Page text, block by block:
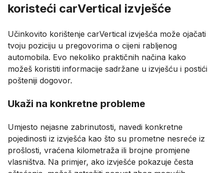
koristeći carVertical izvješće
Učinkovito korištenje carVertical izvješća može ojačati
tvoju poziciju u pregovorima o cijeni rabljenog
automobila. Evo nekoliko praktičnih načina kako
možeš koristiti informacije sadržane u izvješću i postići
pošteniji dogovor.
Ukaži na konkretne probleme
Umjesto nejasne zabrinutosti, navedi konkretne
pojedinosti iz izvješća kao što su prometne nesreće iz
prošlosti, vraćena kilometraža ili brojne promjene
vlasništva. Na primjer, ako izvješće pokazuje česta